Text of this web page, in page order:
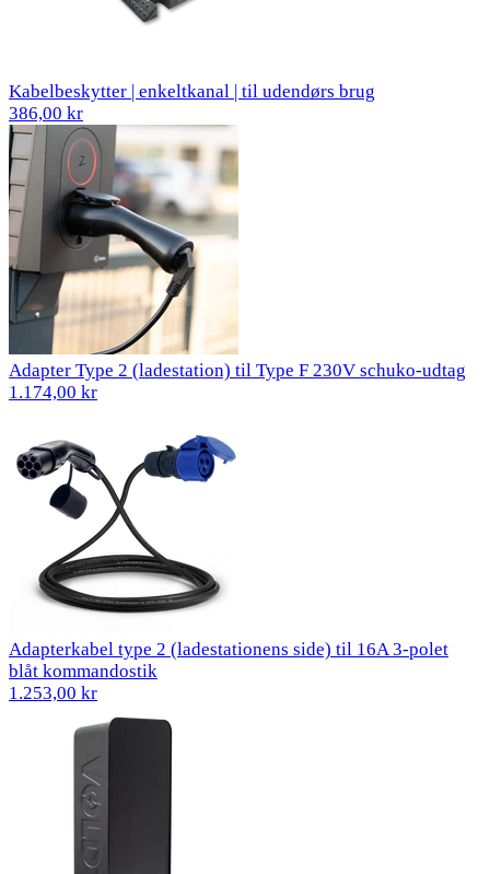
Kabelbeskytter | enkeltkanal | til udendørs brug
386,00 kr
Adapter Type 2 (ladestation) til Type F 230V schuko-udtag
1.174,00 kr
Adapterkabel type 2 (ladestationens side) til 16A 3-polet
blåt kommandostik
1.253,00 kr